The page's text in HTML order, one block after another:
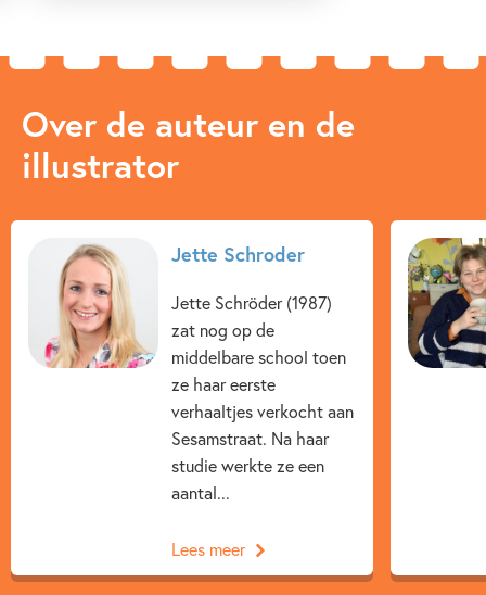
Over de auteur en de
illustrator
Jette Schroder
Jette Schröder (1987)
zat nog op de
middelbare school toen
ze haar eerste
verhaaltjes verkocht aan
Sesamstraat. Na haar
studie werkte ze een
aantal...
Lees meer